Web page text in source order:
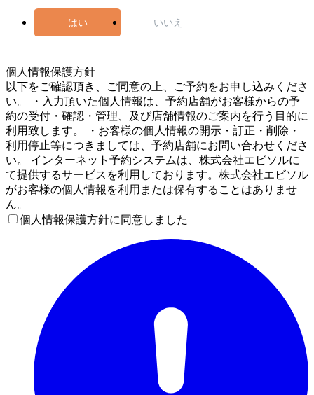
はい いいえ
個人情報保護方針
以下をご確認頂き、ご同意の上、ご予約をお申し込みくださ
い。 ・入力頂いた個人情報は、予約店舗がお客様からの予
約の受付・確認・管理、及び店舗情報のご案内を行う目的に
利用致します。 ・お客様の個人情報の開示・訂正・削除・
利用停止等につきましては、予約店舗にお問い合わせくださ
い。 インターネット予約システムは、株式会社エビソルに
て提供するサービスを利用しております。株式会社エビソル
がお客様の個人情報を利用または保有することはありませ
ん。
個人情報保護方針に同意しました